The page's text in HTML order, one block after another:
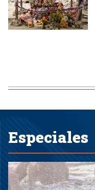
Especiales